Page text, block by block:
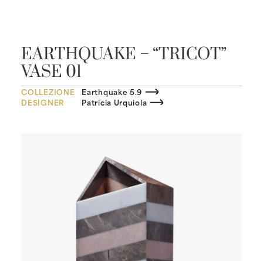
EARTHQUAKE – “TRICOT”
VASE 01
COLLEZIONE
Earthquake 5.9
DESIGNER
Patricia Urquiola